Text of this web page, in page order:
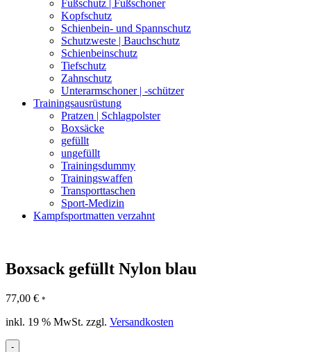
Fußschutz | Fußschoner
Kopfschutz
Schienbein- und Spannschutz
Schutzweste | Bauchschutz
Schienbeinschutz
Tiefschutz
Zahnschutz
Unterarmschoner | -schützer
Trainingsausrüstung
Pratzen | Schlagpolster
Boxsäcke
gefüllt
ungefüllt
Trainingsdummy
Trainingswaffen
Transporttaschen
Sport-Medizin
Kampfsportmatten verzahnt
Boxsack gefüllt Nylon blau
77,00 € *
inkl. 19 % MwSt. zzgl. Versandkosten
-